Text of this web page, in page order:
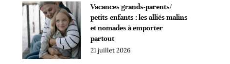
Vacances grands-parents/
petits-enfants : les alliés malins
et nomades à emporter
partout
21 juillet 2026